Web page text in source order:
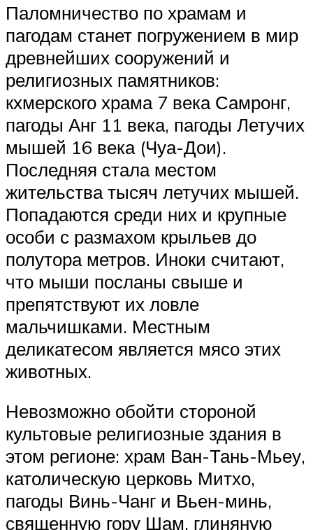
Паломничество по храмам и
пагодам станет погружением в мир
древнейших сооружений и
религиозных памятников:
кхмерского храма 7 века Самронг,
пагоды Анг 11 века, пагоды Летучих
мышей 16 века (Чуа-Дои).
Последняя стала местом
жительства тысяч летучих мышей.
Попадаются среди них и крупные
особи с размахом крыльев до
полутора метров. Иноки считают,
что мыши посланы свыше и
препятствуют их ловле
мальчишками. Местным
деликатесом является мясо этих
животных.
Невозможно обойти стороной
культовые религиозные здания в
этом регионе: храм Ван-Тань-Мьеу,
католическую церковь Митхо,
пагоды Винь-Чанг и Вьен-минь,
священную гору Шам, глиняную